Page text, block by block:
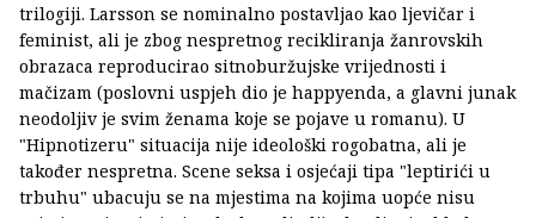
trilogiji. Larsson se nominalno postavljao kao ljevičar i
feminist, ali je zbog nespretnog recikliranja žanrovskih
obrazaca reproducirao sitnoburžujske vrijednosti i
mačizam (poslovni uspjeh dio je happyenda, a glavni junak
neodoljiv je svim ženama koje se pojave u romanu). U
"Hipnotizeru" situacija nije ideološki rogobatna, ali je
također nespretna. Scene seksa i osjećaji tipa "leptirići u
trbuhu" ubacuju se na mjestima na kojima uopće nisu